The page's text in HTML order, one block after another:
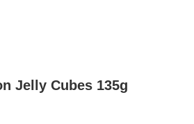
Jelly Cubes 135g